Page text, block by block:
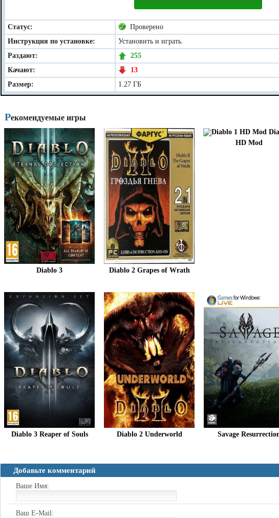
Статус:
Проверено
Инструкция по установке:
Установить и играть.
Раздают:
255
Качают:
13
Размер:
1.27 ГБ
Рекомендуемые игры
Diablo 3 Diablo 2 Grapes of Wrath
HD Mod
Diablo 3 Reaper of Souls Diablo 2 Underworld Savage
Добавьте комментарий
Ваше Имя:
Ваш E-Mail: